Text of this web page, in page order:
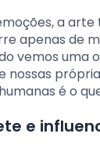
a
apenas de
vemos uma
nossas
é o
e